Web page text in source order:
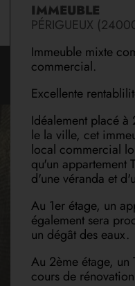
IMMEUBLE
PÉRIGUEUX
Immeuble mixte
commercial.
Excellente
Idéalement placé
le la ville, cet
local commercial
qu'un appartement
d'une véranda et
Au 1er étage, un
également sera
un dégât des eaux.
Au 2ème étage, un
cours de